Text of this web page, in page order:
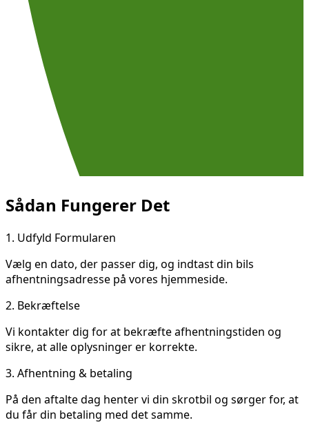
Sådan Fungerer Det
1. Udfyld Formularen
Vælg en dato, der passer dig, og indtast din bils
afhentningsadresse på vores hjemmeside.
2. Bekræftelse
Vi kontakter dig for at bekræfte afhentningstiden og
sikre, at alle oplysninger er korrekte.
3. Afhentning & betaling
På den aftalte dag henter vi din skrotbil og sørger for, at
du får din betaling med det samme.